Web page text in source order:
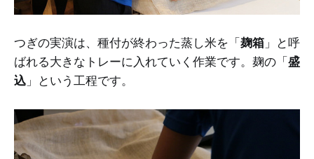
つぎの実演は、種付が終わった蒸し米を「麹箱 」と呼
ばれる大きなトレーに入れていく作業です。麹の「盛
込 」という工程です。